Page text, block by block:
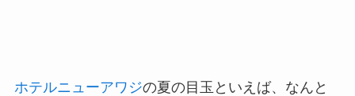
ホテルニューアワジの夏の目玉といえば、なんと